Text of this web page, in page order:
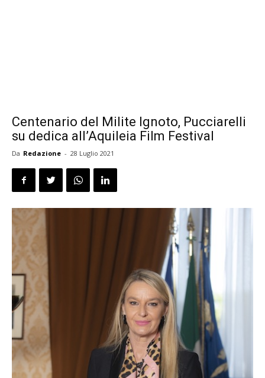
Centenario del Milite Ignoto, Pucciarelli
su dedica all’Aquileia Film Festival
Da Redazione - 28 Luglio 2021